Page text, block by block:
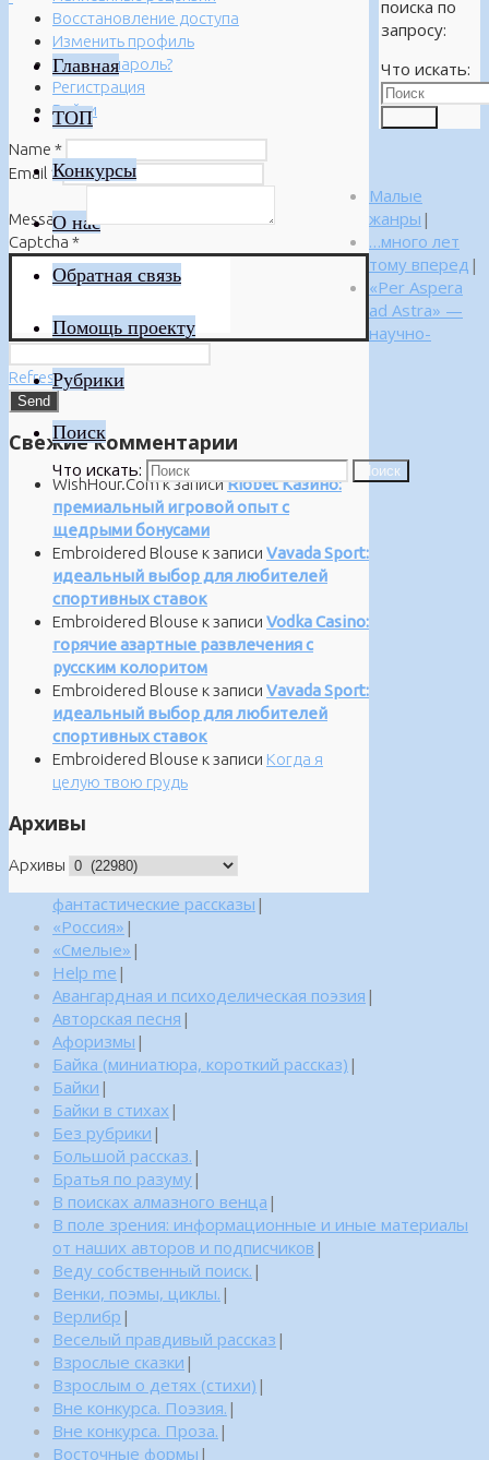
Главная
ТОП
Конкурсы
О нас
Обратная связь
Помощь проекту
Рубрики
Поиск
Что искать: Поиск
поиска по
запросу:
Что искать:
Восстановление доступа
Изменить профиль
Забыли пароль?
Регистрация
Войти
Name *
Email *
Message*
Captcha *
Refresh
Свежие комментарии
WishHour.Comк записиRiobet Казино:
премиальный игровой опыт с
щедрыми бонусами
Embroidered Blouse к записи Vavada Sport:
идеальный выбор для любителей
спортивных ставок
Embroidered Blouse к записи Vodka Casino:
горячие азартные развлечения с
русским колоритом
Embroidered Blouse к записи Vavada Sport:
идеальный выбор для любителей
спортивных ставок
Embroidered Blouse к записи Когда я
целую твою грудь
Архивы
Архивы
Малые
жанры |
…много лет
тому вперед |
«Per Aspera
ad Astra» —
научно-
фантастические рассказы |
«Россия» |
«Смелые» |
Help me |
Авангардная и психоделическая поэзия |
Авторская песня |
Афоризмы |
Байка (миниатюра, короткий рассказ) |
Байки |
Байки в стихах |
Без рубрики |
Большой рассказ. |
Братья по разуму|
В поисках алмазного венца |
В поле зрения: информационные и иные материалы
от наших авторов и подписчиков |
Веду собственный поиск. |
Венки, поэмы, циклы. |
Верлибр |
Веселый правдивый рассказ |
Взрослые сказки |
Взрослым о детях (стихи) |
Вне конкурса. Поэзия. |
Вне конкурса. Проза. |
Восточные формы |